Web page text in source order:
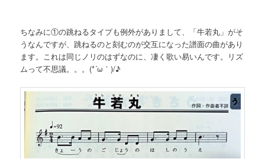
ちなみに①の跳ねるタイプも例外がありまして、「牛若丸」がそ
うなんですが、跳ねるのと刻むのが交互になった譜面の曲があり
ます。これは同じノリのはずなのに、凄く歌い易いんです。リズ
ムって不思議。。。(*´ω｀)/♪